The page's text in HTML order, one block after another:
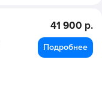
41 900 р.
Подробнее